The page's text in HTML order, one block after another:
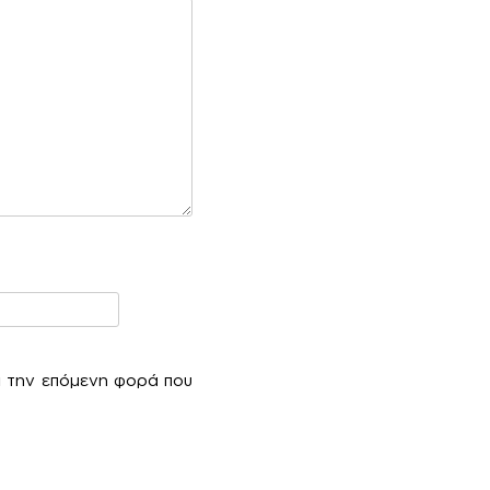
την επόμενη φορά που